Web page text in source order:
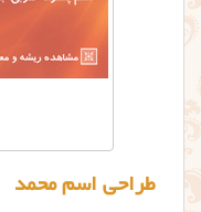
طراحی اسم محمد